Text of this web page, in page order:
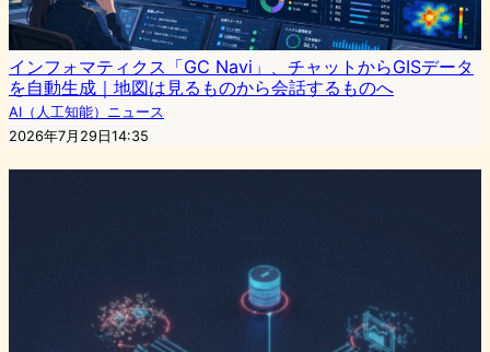
インフォマティクス「GC Navi」、チャットからGISデータ
を自動生成｜地図は見るものから会話するものへ
AI（人工知能）ニュース
2026年7月29日14:35